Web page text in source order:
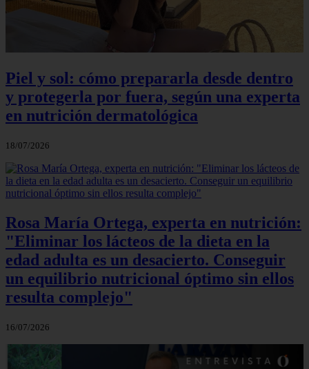
Piel y sol: cómo prepararla desde dentro
y protegerla por fuera, según una experta
en nutrición dermatológica
18/07/2026
Rosa María Ortega, experta en nutrición:
"Eliminar los lácteos de la dieta en la
edad adulta es un desacierto. Conseguir
un equilibrio nutricional óptimo sin ellos
resulta complejo"
16/07/2026